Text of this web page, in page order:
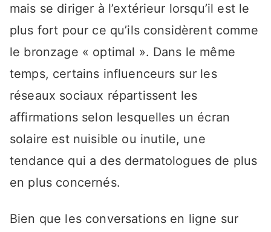
mais se diriger à l’extérieur lorsqu’il est le
plus fort pour ce qu’ils considèrent comme
le bronzage « optimal ». Dans le même
temps, certains influenceurs sur les
réseaux sociaux répartissent les
affirmations selon lesquelles un écran
solaire est nuisible ou inutile, une
tendance qui a des dermatologues de plus
en plus concernés.
Bien que les conversations en ligne sur